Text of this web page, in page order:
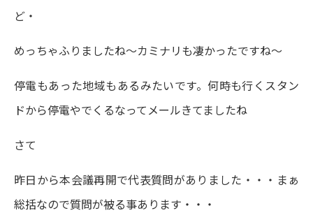
ど・
めっちゃふりましたね～カミナリも凄かったですね～
停電もあった地域もあるみたいです。何時も行くスタン
ドから停電やでくるなってメールきてましたね
さて
昨日から本会議再開で代表質問がありました・・・まぁ
総括なので質問が被る事あります・・・